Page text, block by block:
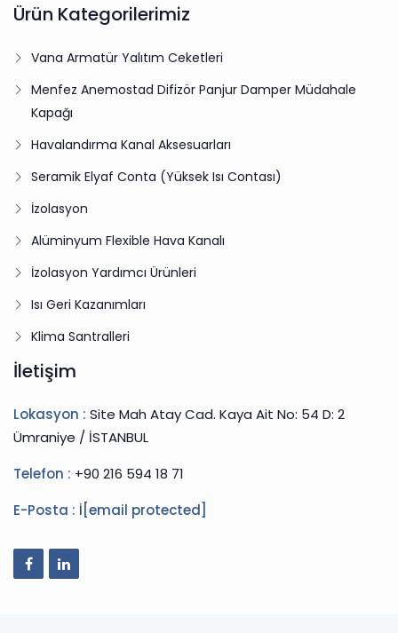
Ürün Kategorilerimiz
Vana Armatür Yalıtım Ceketleri
Menfez Anemostad Difizör Panjur Damper Müdahale
Kapağı
Havalandırma Kanal Aksesuarları
Seramik Elyaf Conta (Yüksek Isı Contası)
İzolasyon
Alüminyum Flexible Hava Kanalı
İzolasyon Yardımcı Ürünleri
Isı Geri Kazanımları
Klima Santralleri
İletişim
Lokasyon : Site Mah Atay Cad. Kaya Ait No: 54 D: 2
Ümraniye / İSTANBUL
Telefon : +90 216 594 18 71
E-Posta : İ [email protected]